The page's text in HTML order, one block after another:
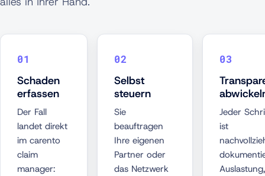
Schaden
erfassen
Der Fall
landet direkt
im carento
claim
manager:
Selbst
steuern
Sie
beauftragen
Ihre eigenen
Partner oder
das Netzwerk
Jeder
ist
Auslastung,